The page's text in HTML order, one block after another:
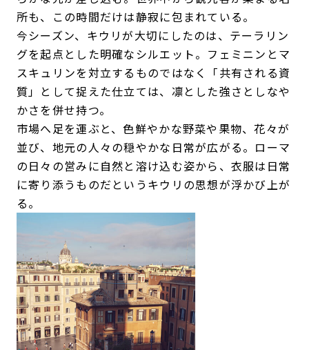
所も、この時間だけは静寂に包まれている。
今シーズン、キウリが大切にしたのは、テーラリン
グを起点とした明確なシルエット。フェミニンとマ
スキュリンを対立するものではなく「共有される資
質」として捉えた仕立ては、凛とした強さとしなや
かさを併せ持つ。
市場へ足を運ぶと、色鮮やかな野菜や果物、花々が
並び、地元の人々の穏やかな日常が広がる。ローマ
の日々の営みに自然と溶け込む姿から、衣服は日常
に寄り添うものだというキウリの思想が浮かび上が
る。